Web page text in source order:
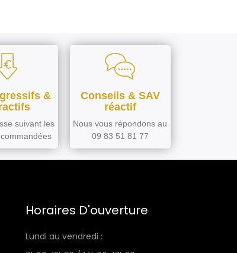
&
suivant les
Conseils & SAV
réactif
Nous vous répondons au
09 83 51 81 77
Horaires D'ouverture
Lundi au vendredi :